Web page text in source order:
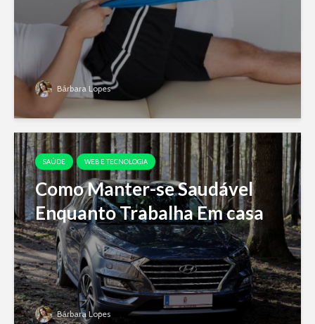
Bárbara Lopes
SAÚDE WEB E TECNOLOGIA
Como Manter-se Saudável
Enquanto Trabalha Em casa
Bárbara Lopes